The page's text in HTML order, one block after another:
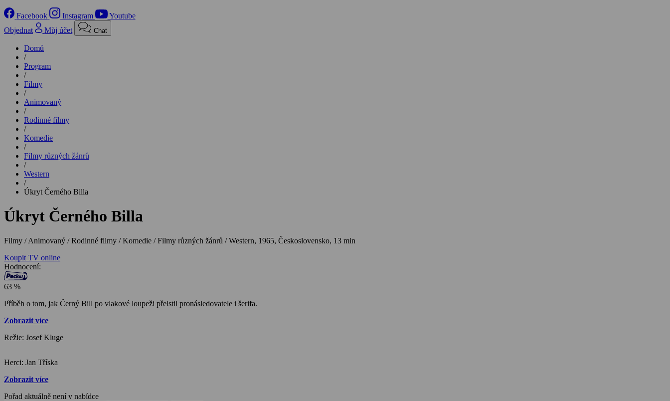
Facebook Instagram
Youtube
Objednat
Můj účet Chat
Domů
/
Program
/
Filmy
/
Animovaný
/
Rodinné filmy
/
Komedie
/
Filmy různých žánrů
/
Western
/
Úkryt Černého Billa
Úkryt Černého Billa
Filmy / Animovaný / Rodinné filmy / Komedie / Filmy různých žánrů / Western, 1965, Československo, 13 min
Koupit TV online
Hodnocení:
63 %
Příběh o tom, jak Černý Bill po vlakové loupeži přelstil pronásledovatele i šerifa.
Zobrazit více
Režie: Josef Kluge
Herci: Jan Tříska
Zobrazit více
Pořad aktuálně není v nabídce